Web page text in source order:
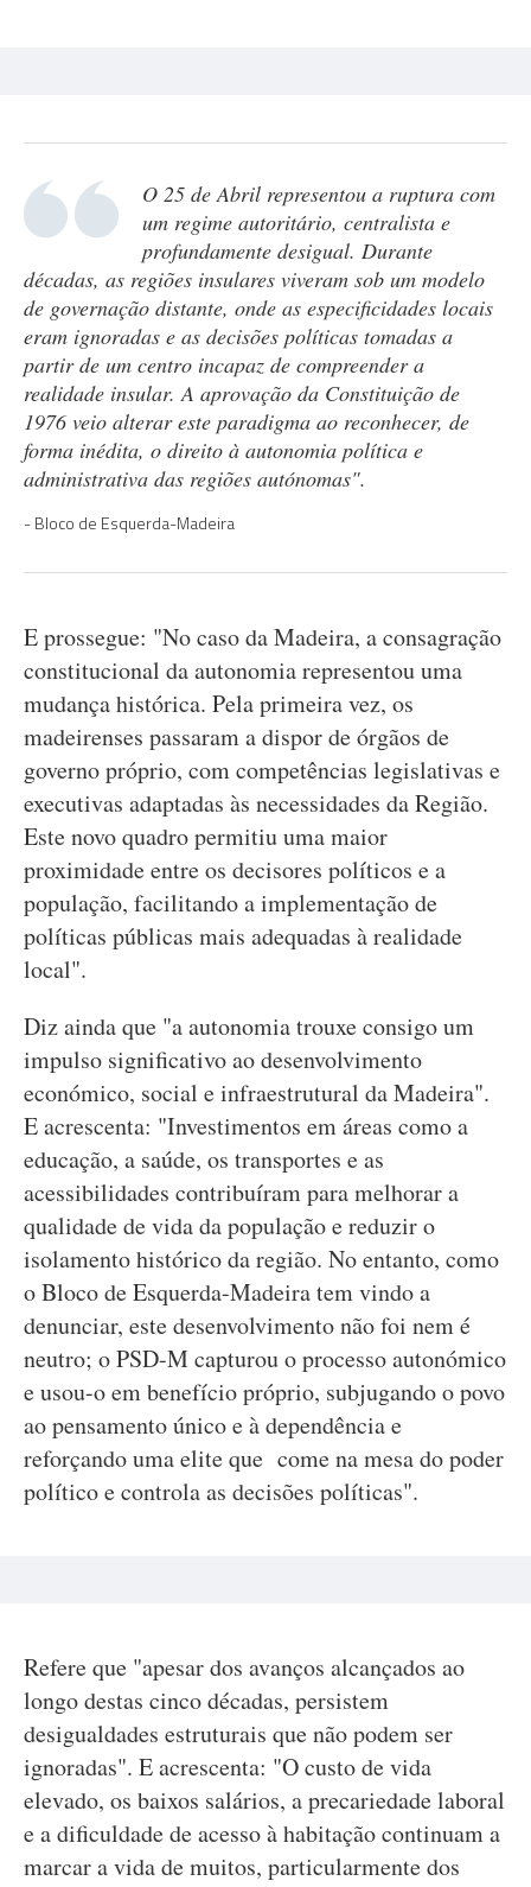
O 25 de Abril representou a ruptura com
um regime autoritário, centralista e
profundamente desigual. Durante
décadas, as regiões insulares viveram sob um modelo
de governação distante, onde as especificidades locais
eram ignoradas e as decisões políticas tomadas a
partir de um centro incapaz de compreender a
realidade insular. A aprovação da Constituição de
1976 veio alterar este paradigma ao reconhecer, de
forma inédita, o direito à autonomia política e
administrativa das regiões autónomas".
Bloco de Esquerda-Madeira
E prossegue: "No caso da Madeira, a consagração
constitucional da autonomia representou uma
mudança histórica. Pela primeira vez, os
madeirenses passaram a dispor de órgãos de
governo próprio, com competências legislativas e
executivas adaptadas às necessidades da Região.
Este novo quadro permitiu uma maior
proximidade entre os decisores políticos e a
população, facilitando a implementação de
políticas públicas mais adequadas à realidade
local".
Diz ainda que "a autonomia trouxe consigo um
impulso significativo ao desenvolvimento
económico, social e infraestrutural da Madeira".
E acrescenta: "Investimentos em áreas como a
educação, a saúde, os transportes e as
acessibilidades contribuíram para melhorar a
qualidade de vida da população e reduzir o
isolamento histórico da região. No entanto, como
o Bloco de Esquerda-Madeira tem vindo a
denunciar, este desenvolvimento não foi nem é
neutro; o PSD-M capturou o processo autonómico
e usou-o em benefício próprio, subjugando o povo
ao pensamento único e à dependência e
reforçando uma elite que come na mesa do poder
político e controla as decisões políticas".
Refere que "apesar dos avanços alcançados ao
longo destas cinco décadas, persistem
desigualdades estruturais que não podem ser
ignoradas". E acrescenta: "O custo de vida
elevado, os baixos salários, a precariedade laboral
e a dificuldade de acesso à habitação continuam a
marcar a vida de muitos, particularmente dos